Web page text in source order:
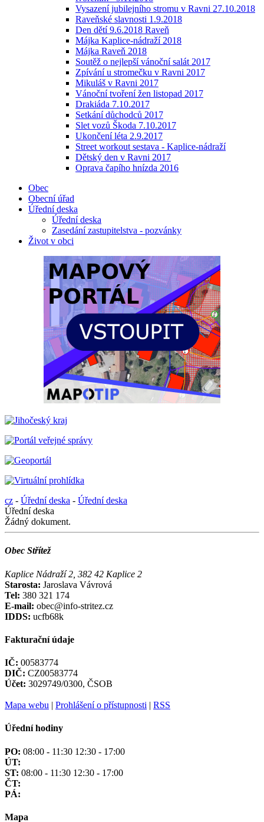
Vysazení jubilejního stromu v Ravni 27.10.2018
Raveňské slavnosti 1.9.2018
Den dětí 9.6.2018 Raveň
Májka Kaplice-nádraží 2018
Májka Raveň 2018
Soutěž o nejlepší vánoční salát 2017
Zpívání u stromečku v Ravni 2017
Mikuláš v Ravni 2017
Vánoční tvoření žen listopad 2017
Drakiáda 7.10.2017
Setkání důchodců 2017
Slet vozů Škoda 7.10.2017
Ukončení léta 2.9.2017
Street workout sestava - Kaplice-nádraží
Dětský den v Ravni 2017
Oprava čapího hnízda 2016
Obec
Obecní úřad
Úřední deska
Úřední deska
Zasedání zastupitelstva - pozvánky
Život v obci
cz - Úřední deska - Úřední deska
Úřední deska
Žádný dokument.
Obec Střítež
Kaplice Nádraží 2, 382 42 Kaplice 2
Starosta: Jaroslava Vávrová
Tel: 380 321 174
E-mail: obec@info-stritez.cz
IDDS: ucfb68k
Fakturační údaje
IČ: 00583774
DIČ: CZ00583774
Účet: 3029749/0300, ČSOB
Mapa webu | Prohlášení o přístupnosti | RSS
Úřední hodiny
PO: 08:00 - 11:30 12:30 - 17:00
ÚT:
ST: 08:00 - 11:30 12:30 - 17:00
ČT:
PÁ:
Mapa